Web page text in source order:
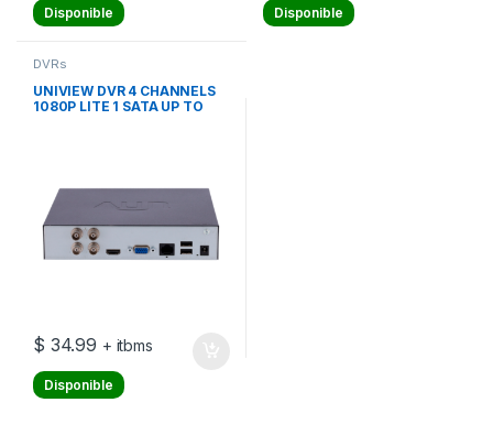
Disponible Disponible
DVRs
UNIVIEW DVR 4 CHANNELS
1080P LITE 1 SATA UP TO
$ 34.99 + itbms
Disponible